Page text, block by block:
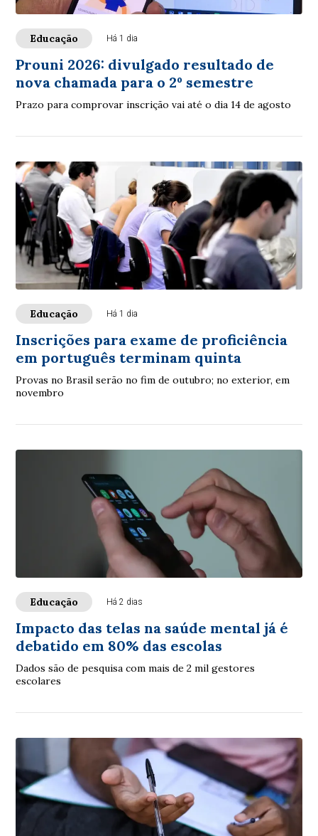
Educação Há 1 dia
Prouni 2026: divulgado resultado de
nova chamada para o 2º semestre
Prazo para comprovar inscrição vai até o dia 14 de agosto
Educação Há 1 dia
Inscrições para exame de proficiência
em português terminam quinta
Provas no Brasil serão no fim de outubro; no exterior, em
novembro
Educação Há 2 dias
Impacto das telas na saúde mental já é
debatido em 80% das escolas
Dados são de pesquisa com mais de 2 mil gestores
escolares